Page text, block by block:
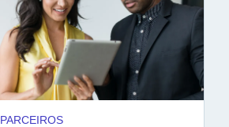
PARCEIROS